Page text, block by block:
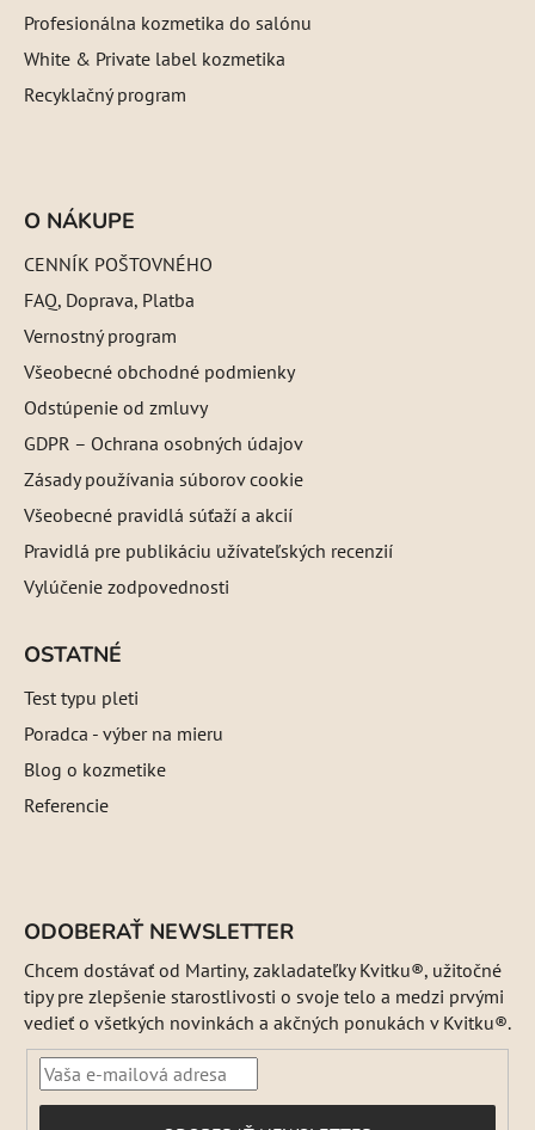
Profesionálna kozmetika do salónu
White & Private label kozmetika
Recyklačný program
O NÁKUPE
CENNÍK POŠTOVNÉHO
FAQ, Doprava, Platba
Vernostný program
Všeobecné obchodné podmienky
Odstúpenie od zmluvy
GDPR – Ochrana osobných údajov
Zásady používania súborov cookie
Všeobecné pravidlá súťaží a akcií
Pravidlá pre publikáciu užívateľských recenzií
Vylúčenie zodpovednosti
OSTATNÉ
Test typu pleti
Poradca - výber na mieru
Blog o kozmetike
Referencie
ODOBERAŤ NEWSLETTER
Chcem dostávať od Martiny, zakladateľky Kvitku®, užitočné
tipy pre zlepšenie starostlivosti o svoje telo a medzi prvými
vedieť o všetkých novinkách a akčných ponukách v Kvitku®.